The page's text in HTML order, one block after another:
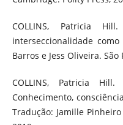
COLLINS, Patricia
interseccionalidade
Barros e Jess Oliveira.
COLLINS, Patricia Hill.
Conhecimento,
Tradução: Jamille